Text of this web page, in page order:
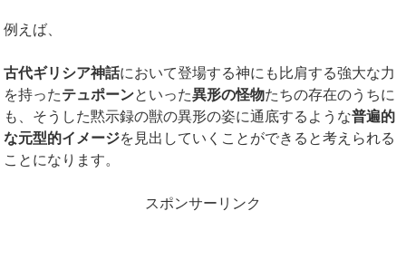
例えば、
古代ギリシア神話において登場する神にも比肩する強大な力
を持ったテュポーンといった異形の怪物たちの存在のうちに
も、そうした黙示録の獣の異形の姿に通底するような普遍的
な元型的イメージを見出していくことができると考えられる
ことになります。
スポンサーリンク